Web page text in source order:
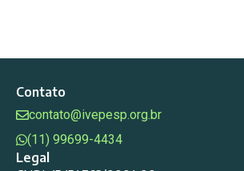
Contato
contato@ivepesp.org.br
(11) 99699-4434
Legal